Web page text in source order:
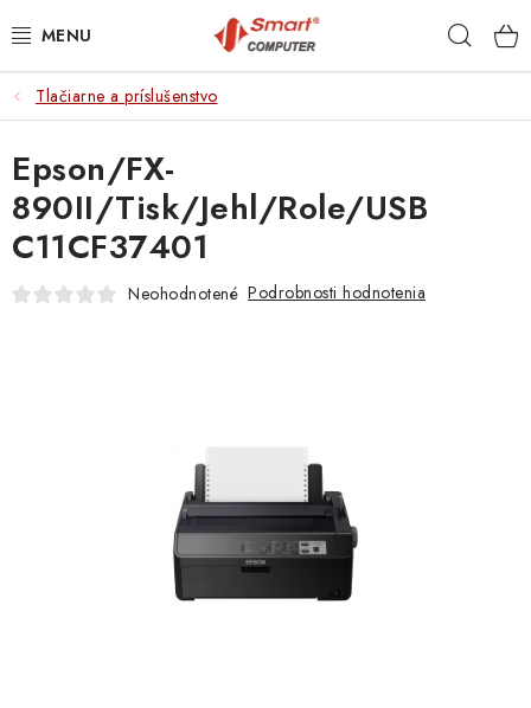
na
NOTEBOOKY
MOBILNÉ ZARIADENIA
PC A KOMPONENTY
PERIFÉRIE
Tlačiarne a príslušenstvo
Epson/FX-
890II/Tisk/Jehl/Role/USB
C11CF37401
Neohodnotené Podrobnosti hodnotenia